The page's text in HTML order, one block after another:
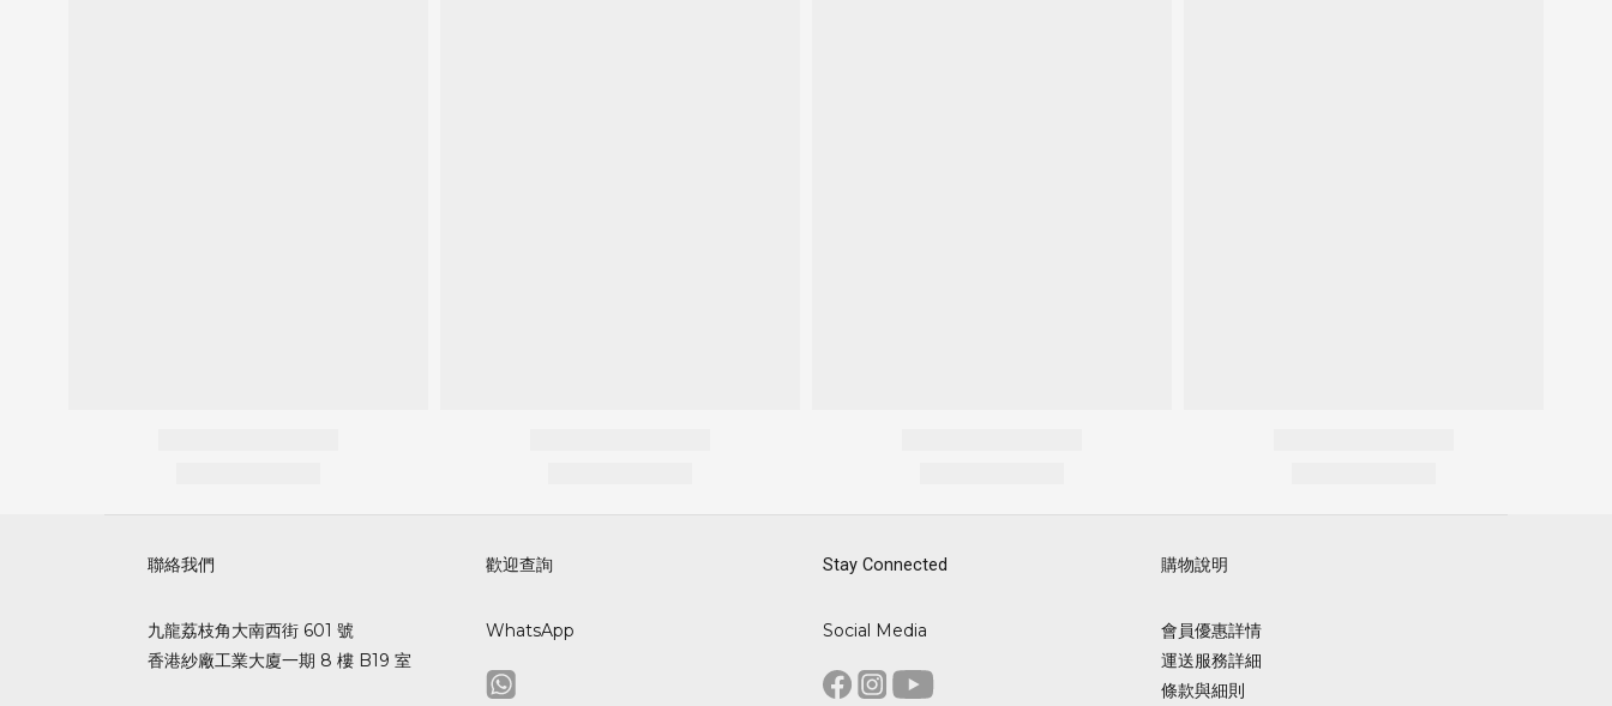
聯絡我們
九龍荔枝角大南西街 601 號
香港紗廠工業大廈一期 8 樓 B19 室
歡迎查詢
WhatsApp
Stay Connected
Social Media
購物說明
會員優惠詳情
運送服務詳細
條款與細則